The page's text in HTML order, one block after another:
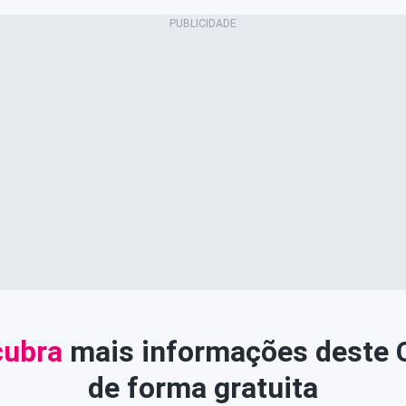
mais informações deste
de forma gratuita